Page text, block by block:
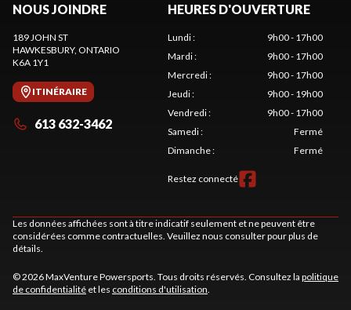
NOUS JOINDRE
189 JOHN ST
HAWKESBURY, ONTARIO
K6A 1Y1
ITINÉRAIRE
613 632-3462
HEURES D'OUVERTURE
Lundi:
9h00 - 17h00
Mardi:
9h00 - 17h00
Mercredi:
9h00 - 17h00
Jeudi:
9h00 - 19h00
Vendredi:
9h00 - 17h00
Samedi:
Fermé
Dimanche: Fermé
Restez connecté
Les données affichées sont à titre indicatif seulement et ne peuvent être
considérées comme contractuelles. Veuillez nous consulter pour plus de
détails.
© 2026 MaxVenture Powersports. Tous droits réservés. Consultez la politique
de confidentialité et les conditions d'utilisation